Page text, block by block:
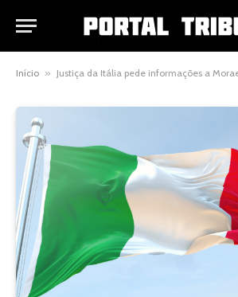
Início » Justiça da Itália pede informações a Moraes sobre prisão de